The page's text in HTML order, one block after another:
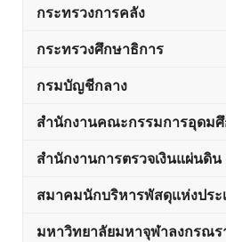
กระทรวงการคลัง
กระทรวงศึกษาธิการ
กรมบัญชีกลาง
สำนักงานคณะกรรมการอุดม
สำนักงานการตรวจเงินแผ่นดิน
สมาคมนักบริหารพัสดุแห่งประ
มหาวิทยาลัยมหาจุฬาลงกรณร